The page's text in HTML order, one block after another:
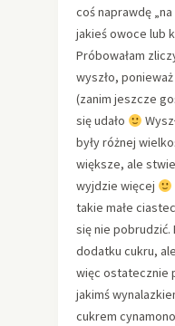
coś naprawdę
jakieś owoce lub
Próbowałam
wyszło,
(zanim jeszcze
się udało
były różnej
większe, ale
wyjdzie więcej
takie małe
się nie pobrudzić.
dodatku cukru,
więc ostatecznie
jakimś
cukrem